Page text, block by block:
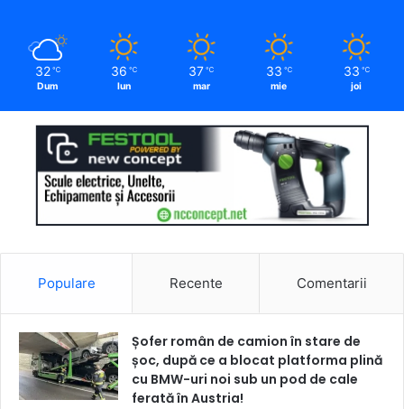
32 ℃
Dum
36 ℃
lun
37 ℃
mar
33 ℃
mie
33 ℃
joi
Populare Recente Comentarii
Șofer român de camion în stare de
șoc, după ce a blocat platforma plină
cu BMW-uri noi sub un pod de cale
ferată în Austria!